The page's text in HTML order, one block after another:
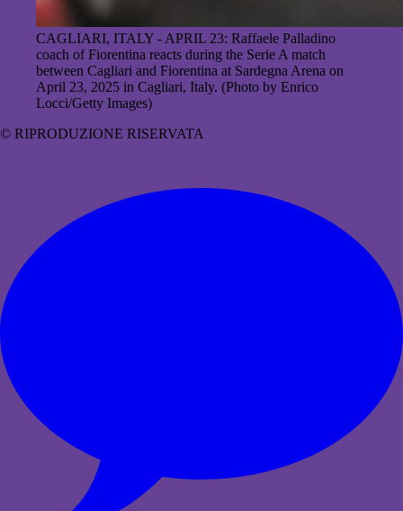
CAGLIARI, ITALY - APRIL 23: Raffaele Palladino
coach of Fiorentina reacts during the Serie A match
between Cagliari and Fiorentina at Sardegna Arena on
April 23, 2025 in Cagliari, Italy. (Photo by Enrico
Locci/Getty Images)
© RIPRODUZIONE RISERVATA